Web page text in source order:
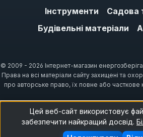
Гарантія безпеки:
компоненти відповідають
аварійних ситуацій.
Збереження
зношених деталей на
допомагає підтримувати
колонки, забезпечуючи
Інструменти
Садова
Будівельні матеріали
© 2009 - 2026 Інтернет-магазин
Права на всі матеріали сайту захищені та
про авторське право, їх повне або
Цей веб-сайт використовує
забезпечити найкращий досвід.